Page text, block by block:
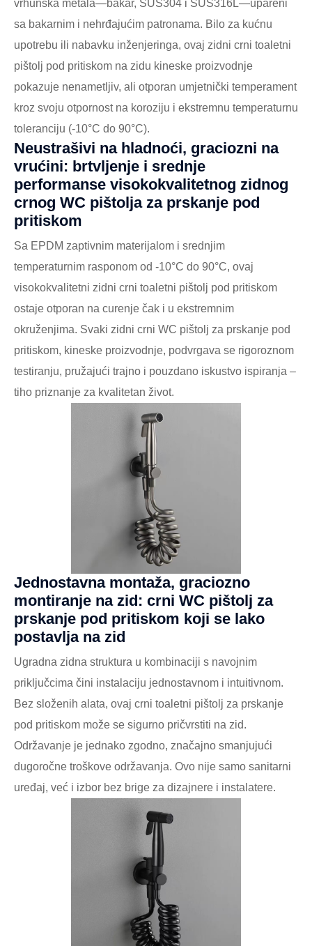
vrhunska metala—bakar, SUS304 i SUS316L—upareni
sa bakarnim i nehrđajućim patronama. Bilo za kućnu
upotrebu ili nabavku inženjeringa, ovaj zidni crni toaletni
pištolj pod pritiskom na zidu kineske proizvodnje
pokazuje nenametljiv, ali otporan umjetnički temperament
kroz svoju otpornost na koroziju i ekstremnu temperaturnu
toleranciju (-10°C do 90°C).
Neustrašivi na hladnoći, graciozni na
vrućini: brtvljenje i srednje
performanse visokokvalitetnog zidnog
crnog WC pištolja za prskanje pod
pritiskom
Sa EPDM zaptivnim materijalom i srednjim
temperaturnim rasponom od -10°C do 90°C, ovaj
visokokvalitetni zidni crni toaletni pištolj pod pritiskom
ostaje otporan na curenje čak i u ekstremnim
okruženjima. Svaki zidni crni WC pištolj za prskanje pod
pritiskom, kineske proizvodnje, podvrgava se rigoroznom
testiranju, pružajući trajno i pouzdano iskustvo ispiranja –
tiho priznanje za kvalitetan život.
Jednostavna montaža, graciozno
montiranje na zid: crni WC pištolj za
prskanje pod pritiskom koji se lako
postavlja na zid
Ugradna zidna struktura u kombinaciji s navojnim
priključcima čini instalaciju jednostavnom i intuitivnom.
Bez složenih alata, ovaj crni toaletni pištolj za prskanje
pod pritiskom može se sigurno pričvrstiti na zid.
Održavanje je jednako zgodno, značajno smanjujući
dugoročne troškove održavanja. Ovo nije samo sanitarni
uređaj, već i izbor bez brige za dizajnere i instalatere.